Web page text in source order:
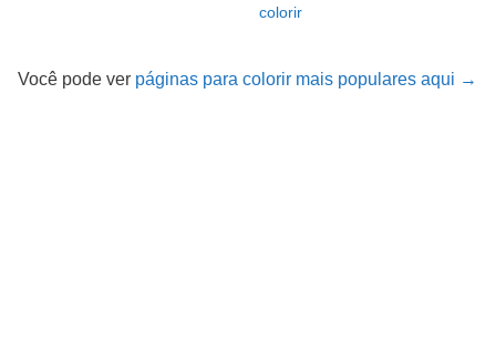
colorir
Você pode ver páginas para colorir mais populares aqui →